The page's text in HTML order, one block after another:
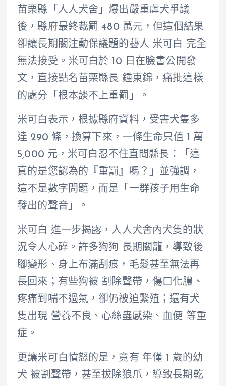
苗栗縣「人人犬舍」爆出嚴重虐犬爭議
後，縣府最終裁罰 480 萬元，但這個結果
卻讓長期關注動保議題的藝人 米可白 完全
無法接受。米可白於 10 日在臉書公開發
文，直接點名苗栗縣長 鍾東錦，痛批這樣
的處分「根本談不上重罰」。
米可白表示，根據縣府資料，受害犬隻多
達 290 條，換算下來，一條生命只值 1 萬
5,000 元，米可白忍不住直問縣長：「這
真的是您認為的『重罰』嗎？」並強調，
這不是數字問題，而是「一群孩子用生命
發出的聲音」。
米可白 進一步揭露，人人犬舍內犬隻的狀
況令人心碎。許多狗狗 長期關籠，導致後
腳變形、身上布滿刮痕，毛髮甚至無法再
長回來；有些狗被 割除聲帶，傷口化膿、
疼痛到喘不過氣，卻仍被迫繁殖；還有犬
隻出現 營養不良、心絲蟲感染、血便 等重
症。
更讓米可白憤怒的是，竟有 年僅 1 歲的幼
犬 被割聲帶，甚至拔除狼爪，導致長期乾